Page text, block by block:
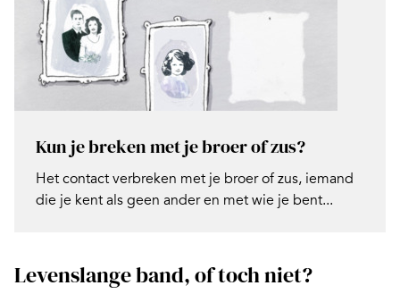
Kun je breken met je broer of zus?
Het contact verbreken met je broer of zus, iemand
die je kent als geen ander en met wie je bent...
Levenslange band, of toch niet?